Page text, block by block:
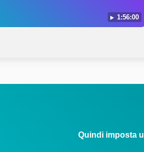
1:56:00
Quindi imposta